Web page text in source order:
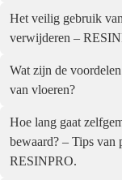
Het veilig gebruik
verwijderen –
Wat zijn de
van vloeren?
Hoe lang gaat
bewaard? – Tips van
RESINPRO.